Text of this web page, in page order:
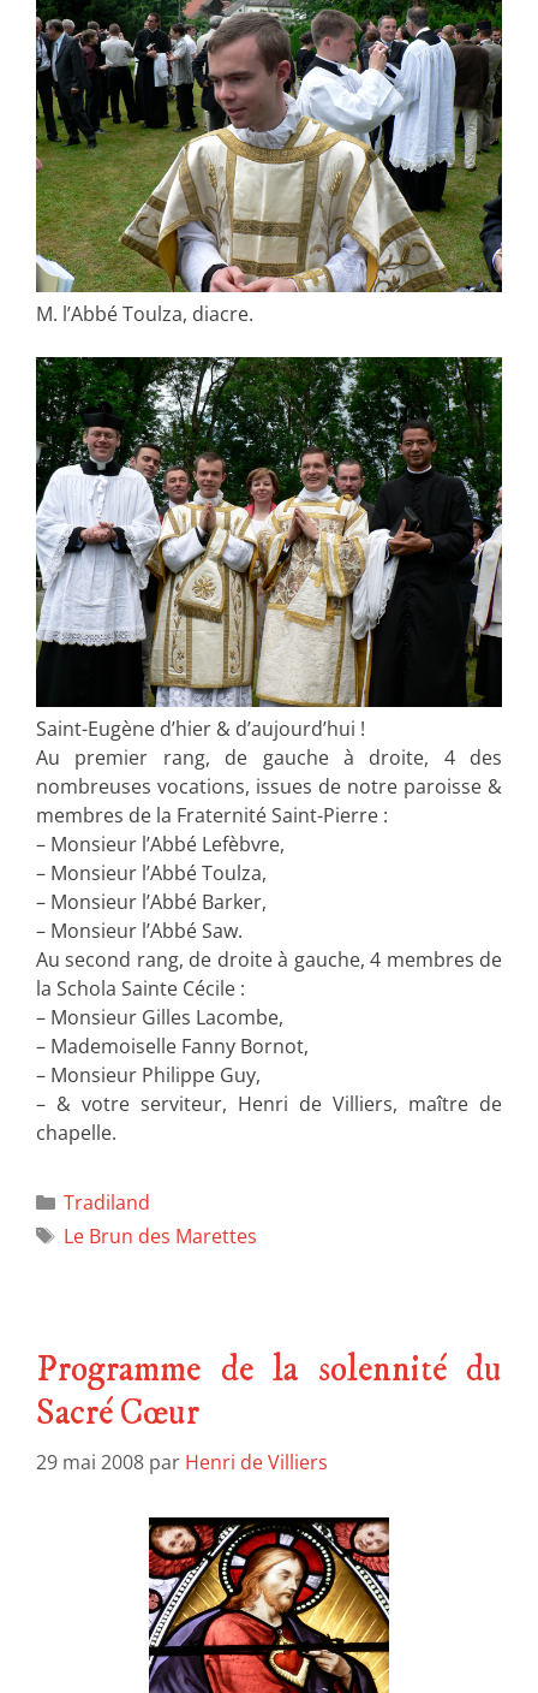
M. l’Abbé Toulza, diacre.
Saint-Eugène d’hier & d’aujourd’hui !
Au premier rang, de gauche à droite, 4 des
nombreuses vocations, issues de notre paroisse &
membres de la Fraternité Saint-Pierre :
– Monsieur l’Abbé Lefèbvre,
– Monsieur l’Abbé Toulza,
– Monsieur l’Abbé Barker,
– Monsieur l’Abbé Saw.
Au second rang, de droite à gauche, 4 membres de
la Schola Sainte Cécile :
– Monsieur Gilles Lacombe,
– Mademoiselle Fanny Bornot,
– Monsieur Philippe Guy,
– & votre serviteur, Henri de Villiers, maître de
chapelle.
Tradiland
Le Brun des Marettes
Programme de la solennité du
Sacré Cœur
29 mai 2008 par Henri de Villiers